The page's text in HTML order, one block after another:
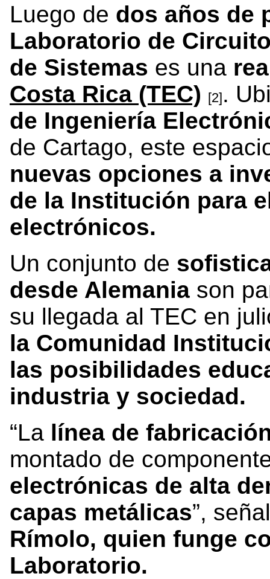
Luego de dos años de
Laboratorio de
de Sistemas es una
Costa Rica (TEC) [2].
de Ingeniería
de Cartago, este
nuevas opciones a
de la Institución para
electrónicos.
Un conjunto de
desde Alemania son
su llegada al TEC en
la Comunidad
las posibilidades
industria y sociedad.
“La línea de
montado de
electrónicas de alta
capas metálicas”,
Rímolo, quien funge
Laboratorio.